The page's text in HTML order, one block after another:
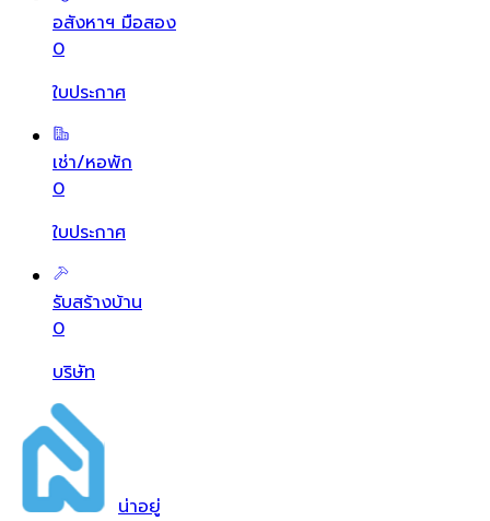
อสังหาฯ มือสอง
0
ใบประกาศ
เช่า/หอพัก
0
ใบประกาศ
รับสร้างบ้าน
0
บริษัท
น่าอยู่